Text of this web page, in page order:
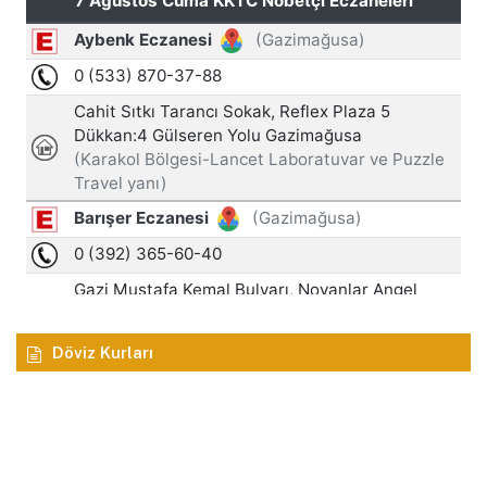
Döviz Kurları